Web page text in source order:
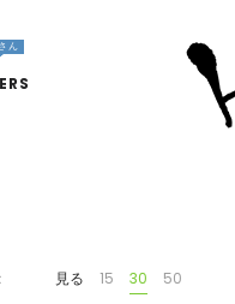
ん
見る 15 30 50